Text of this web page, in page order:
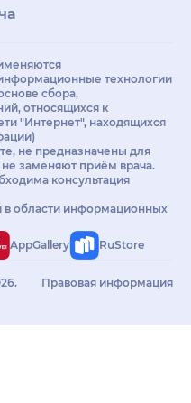
технологии
сбора,
относящихся к
"Интернет", находящихся
не предназначены для
не заменяют приём врача.
консультация
в области информационных
AppGallery RuStore
Правовая информация